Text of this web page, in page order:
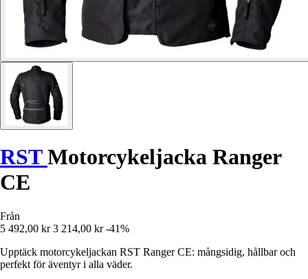
RSTMotorcykeljacka Ranger
CE
Från
5 492,00 kr 3 214,00 kr -41%
Upptäck motorcykeljackan RST Ranger CE: mångsidig, hållbar och
perfekt för äventyr i alla väder.